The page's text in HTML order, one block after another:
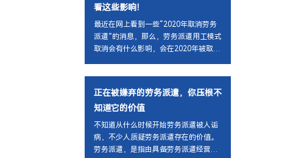
看这些影响！
最近在网上看到一些“2020年取消劳务
派遣”的消息，那么，劳务派遣用工模式
取消会有什么影响，会在2020年被取消
的无疑是这三者。
正在被嫌弃的劳务派遣，你压根不
知道它的价值
不知道从什么时候开始劳务派遣被人诟
病，不少人质疑劳务派遣存在的价值。
劳务派遣，是指由具备劳务派遣经营资